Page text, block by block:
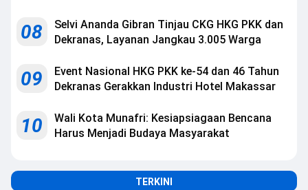
08
Selvi Ananda Gibran Tinjau CKG HKG PKK dan
Dekranas, Layanan Jangkau 3.005 Warga
09
Event Nasional HKG PKK ke-54 dan 46 Tahun
Dekranas Gerakkan Industri Hotel Makassar
10
Wali Kota Munafri: Kesiapsiagaan Bencana
Harus Menjadi Budaya Masyarakat
TERKINI